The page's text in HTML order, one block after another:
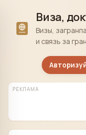
Виза,
Визы,
и связь за
РЕКЛАМА